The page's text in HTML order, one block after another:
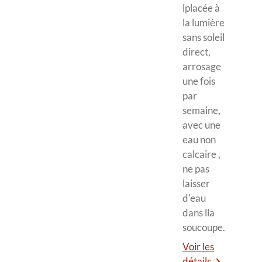
lplacée à
la lumière
sans soleil
direct,
arrosage
une fois
par
semaine,
avec une
eau non
calcaire ,
ne pas
laisser
d'eau
dans lla
soucoupe.
Voir les